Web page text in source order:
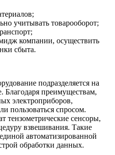
учитывать товарооборот;
компании, осуществить
сбыта.
подразделяется на
Благодаря преимуществам,
электроприборов,
пользоваться спросом.
тензометрические сенсоры,
взвешивания. Такие
автоматизированной
обработки данных.